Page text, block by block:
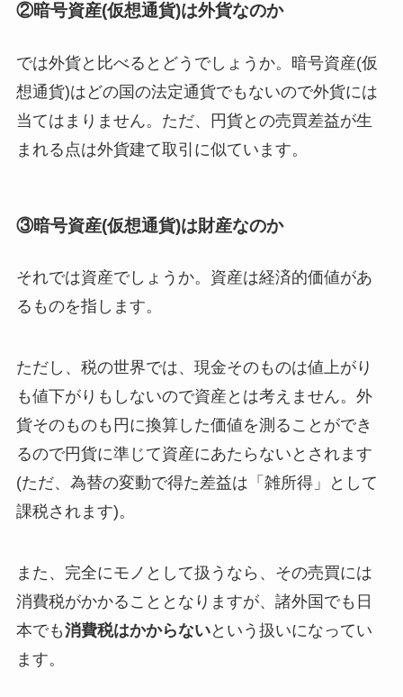
②暗号資産(仮想通貨)は外貨なのか
では外貨と比べるとどうでしょうか。暗号資産(仮
想通貨)はどの国の法定通貨でもないので外貨には
当てはまりません。ただ、円貨との売買差益が生
まれる点は外貨建て取引に似ています。
③暗号資産(仮想通貨)は財産なのか
それでは資産でしょうか。資産は経済的価値があ
るものを指します。
ただし、税の世界では、現金そのものは値上がり
も値下がりもしないので資産とは考えません。外
貨そのものも円に換算した価値を測ることができ
るので円貨に準じて資産にあたらないとされます
(ただ、為替の変動で得た差益は「雑所得」として
課税されます)。
また、完全にモノとして扱うなら、その売買には
消費税がかかることとなりますが、諸外国でも日
本でも消費税はかからないという扱いになってい
ます。